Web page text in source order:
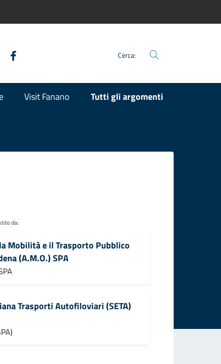
Cerca:
Visit Fanano Tutti gli argomenti
da:
Mobilità e il Trasporto Pubblico
(A.M.O.) SPA
Trasporti Autofiloviari (SETA)